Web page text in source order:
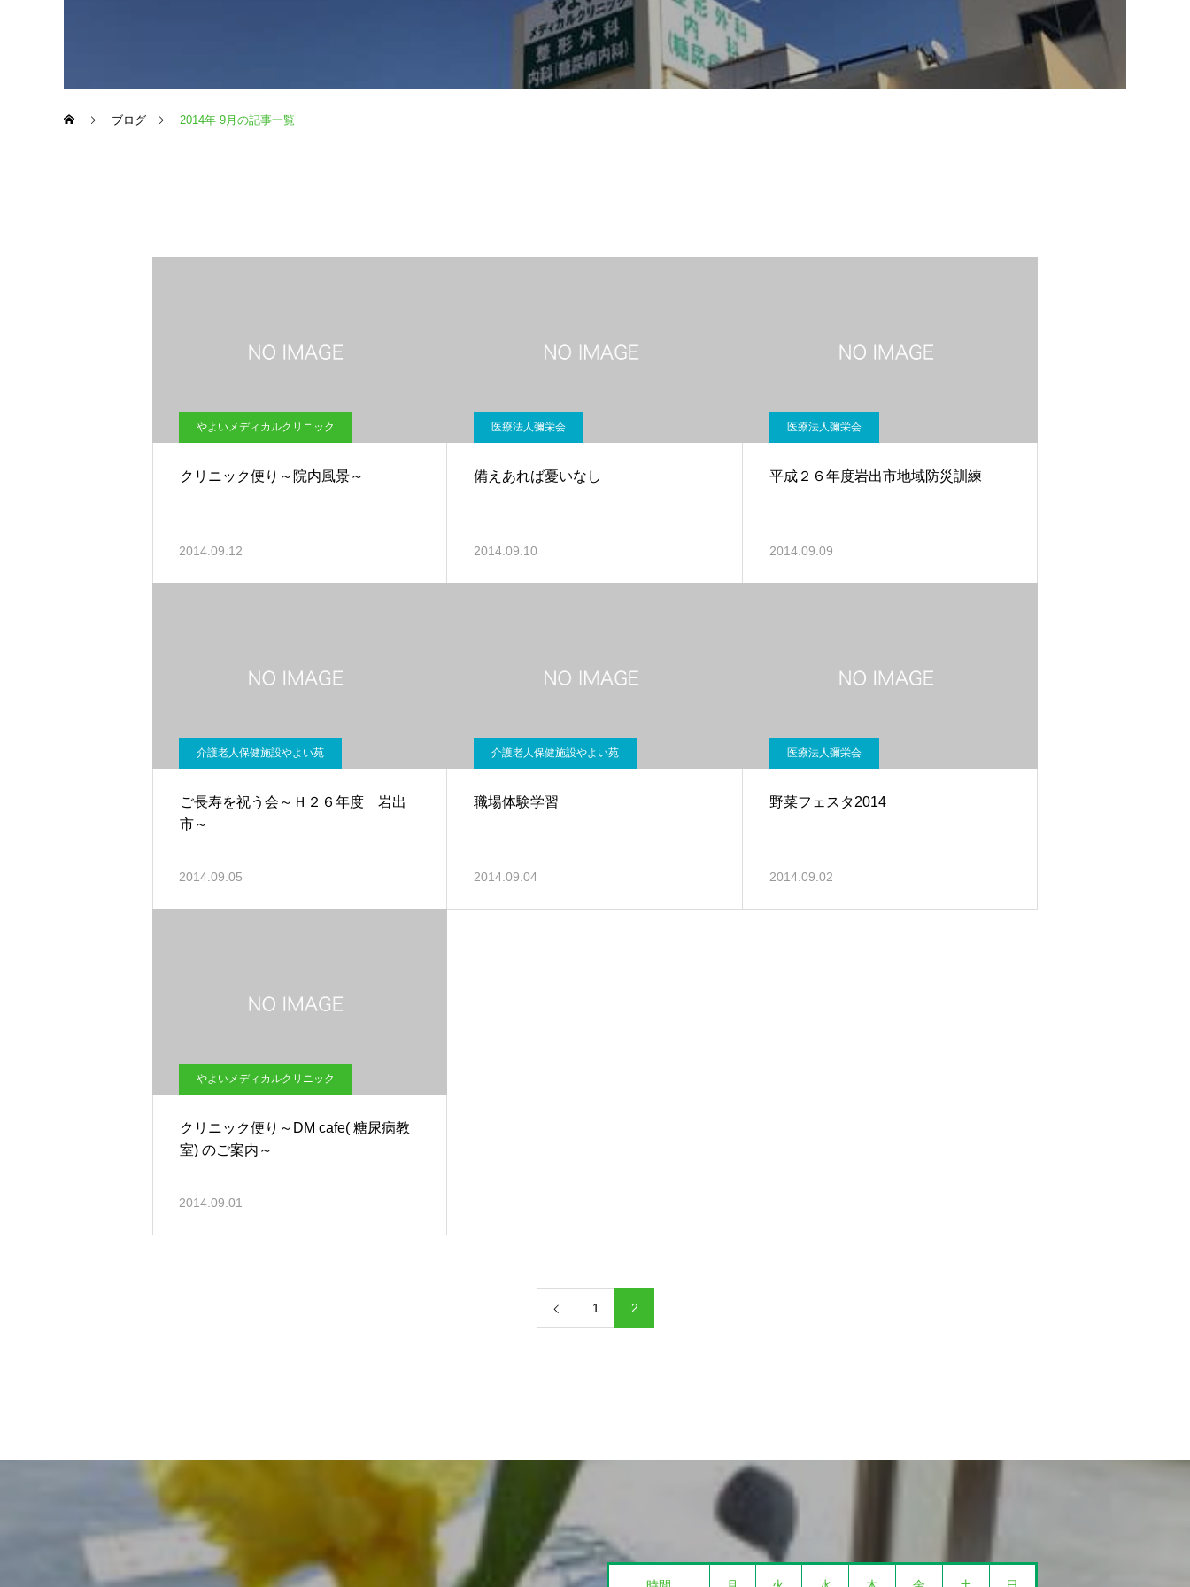
ブログ 2014年 9月の記事一覧
やよいメディカルクリニック
クリニック便り～院内風景～
2014.09.12
医療法人彌栄会
備えあれば憂いなし
2014.09.10
医療法人彌栄会
平成２６年度岩出市地域防災訓練
2014.09.09
介護老人保健施設やよい苑
ご長寿を祝う会～Ｈ２６年度 岩出
市～
2014.09.05
介護老人保健施設やよい苑
職場体験学習
2014.09.04
医療法人彌栄会
野菜フェスタ2014
2014.09.02
やよいメディカルクリニック
クリニック便り～DM cafe( 糖尿病教
室) のご案内～
2014.09.01
1 2